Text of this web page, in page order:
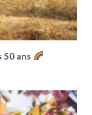
50 ans